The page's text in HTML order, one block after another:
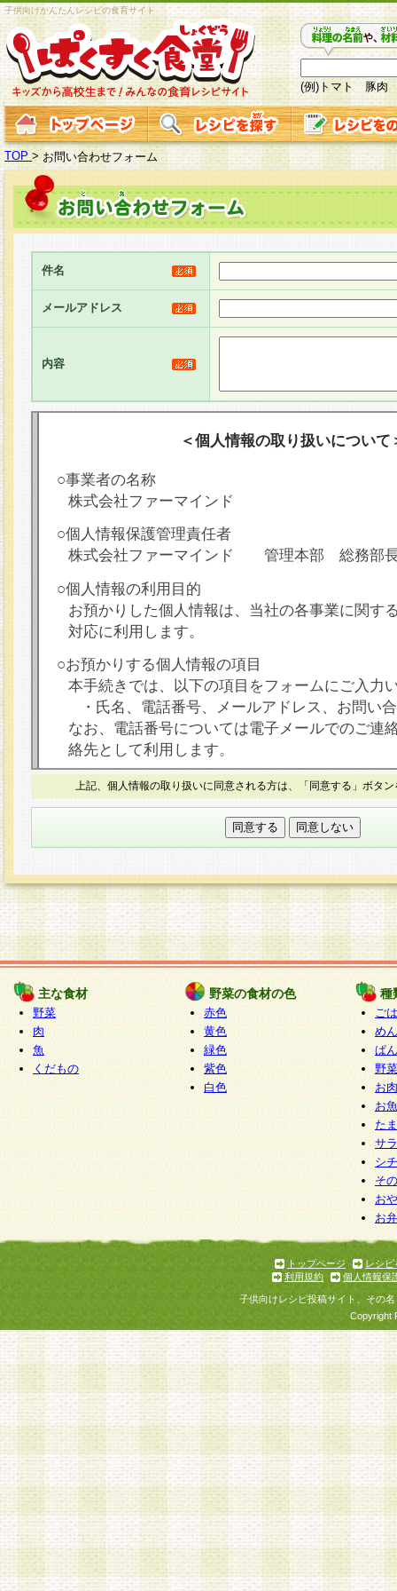
子供向けかんたんレシピの食育サイト
(例)トマト 豚肉
TOP > お問い合わせフォーム
件名
メールアドレス
内容
＜個人情報の取り扱いについて
○事業者の名称
株式会社ファーマインド
○個人情報保護管理責任者
株式会社ファーマインド 管理本部 総務部
○個人情報の利用目的
お預かりした個人情報は、当社の各事業に関す
対応に利用します。
○お預かりする個人情報の項目
本手続きでは、以下の項目をフォームにご入力
・氏名、電話番号、メールアドレス、お問い
なお、電話番号については電子メールでのご連
絡先として利用します。
○本人が容易に認識できない方法による個人情報
本フォームでは、セッション管理のためCookie
○個人情報の第三者提供について
力いただく個人情報は第三者に提供しません。
○個人情報の委託について
個人情報の取り扱いを外部に委託する場合は、
情報管理基準を満たす企業を選定して委託を行
が行われるよう監督します。
○開示対象個人情報の開示等および問い合わせ窓口
本人からの求めにより、当社が本件により取得
報の利用目的の通知・開示・内容の訂正・追加
停止・消去及び第三者への提供の禁止（以下、
といいます。）に応じます。
開示等に応じる窓口は以下になります。
ぱくすく食堂個人情報お客様相談窓口 paku-
m
個人情報を与えることは任意ですが、個人情報
意をいただけない場合には、当社のサービスの
お問い合わせ・ご相談への対応ができない場合
上記、個人情報の取り扱いに同意される方は、「同意する」ボタ
主な食材
野菜
肉
魚
くだもの
野菜の食材の色
赤色
黄色
緑色
紫色
白色
種
ご
めん
ぱん
野
お
お
た
サ
シ
そ
お
お
トップページ
レシピ
利用規約
個人情報保
子供向けレシピ投稿サイト、その
Copyright